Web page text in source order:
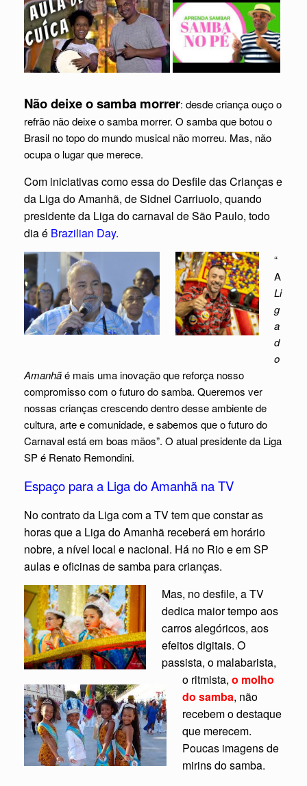
Não deixe o samba morrer: desde criança ouço o
refrão não deixe o samba morrer. O samba que botou o
Brasil no topo do mundo musical não morreu. Mas, não
ocupa o lugar que merece.
Com iniciativas como essa do Desfile das Crianças e
da Liga do Amanhã, de Sidnei Carriuolo, quando
presidente da Liga do carnaval de São Paulo, todo
dia é Brazilian Day.
“
A
Li
g
a
d
o
Amanhãé mais uma inovação que reforça nosso
compromisso com o futuro do samba. Queremos ver
nossas crianças crescendo dentro desse ambiente de
cultura, arte e comunidade, e sabemos que o futuro do
Carnaval está em boas mãos”. O atual presidente da Liga
SP é Renato Remondini.
Espaço para a Liga do Amanhã na TV
No contrato da Liga com a TV tem que constar as
horas que a Liga do Amanhã receberá em horário
nobre, a nível local e nacional. Há no Rio e em SP
aulas e oficinas de samba para crianças.
Mas, no desfile, a TV
dedica maior tempo aos
carros alegóricos, aos
efeitos digitais. O
passista, o malabarista,
o ritmista, o molho
do samba, não
recebem o destaque
que merecem.
Poucas imagens de
mirins do samba.